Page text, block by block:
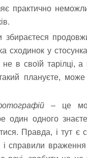
практично
сходинок у
в своїй тарілці, а
плануєте,
– це
один одного
Правда, і тут є
справили